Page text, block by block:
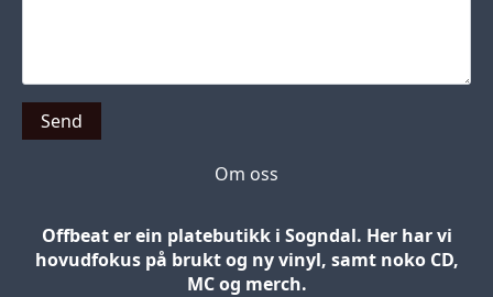
Send
Om oss
Offbeat er ein platebutikk i Sogndal. Her har vi
hovudfokus på brukt og ny vinyl, samt noko CD,
MC og merch.